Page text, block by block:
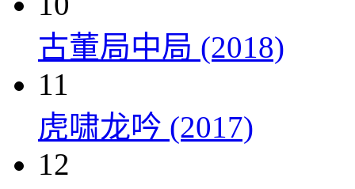
古董局中局 (2018)
11
虎啸龙吟 (2017)
12